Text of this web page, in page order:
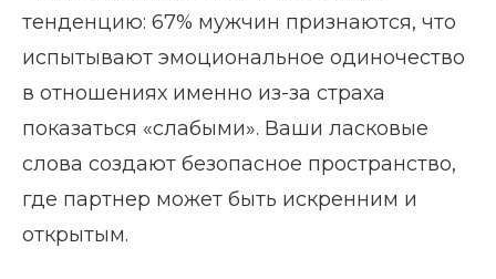
тенденцию: 67% мужчин признаются, что
испытывают эмоциональное одиночество
в отношениях именно из-за страха
показаться «слабыми». Ваши ласковые
слова создают безопасное пространство,
где партнер может быть искренним и
открытым.